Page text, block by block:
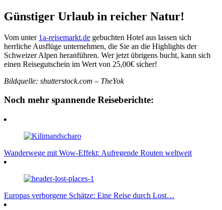
Günstiger Urlaub in reicher Natur!
Vom unter 1a-reisemarkt.de gebuchten Hotel aus lassen sich
herrliche Ausflüge unternehmen, die Sie an die Highlights der
Schweizer Alpen heranführen. Wer jetzt übrigens bucht, kann sich
einen Reisegutschein im Wert von 25,00€ sicher!
Bildquelle: shutterstock.com – TheYok
Noch mehr spannende Reiseberichte:
Wanderwege mit Wow-Effekt: Aufregende Routen weltweit
Europas verborgene Schätze: Eine Reise durch Lost…